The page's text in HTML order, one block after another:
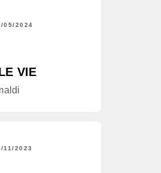
05/2024
VIE
11/2023